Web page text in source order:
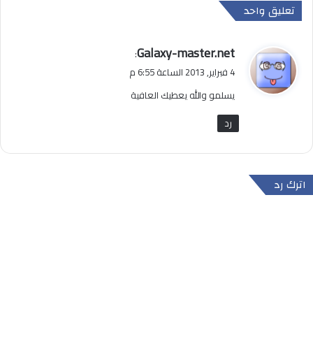
تعليق واحد
ي
ق
ل
Galaxy-master.net
:
4 فبراير, 2013 الساعة 6:55 م
يسلمو والله يعطيك العافية
رد
اترك رد